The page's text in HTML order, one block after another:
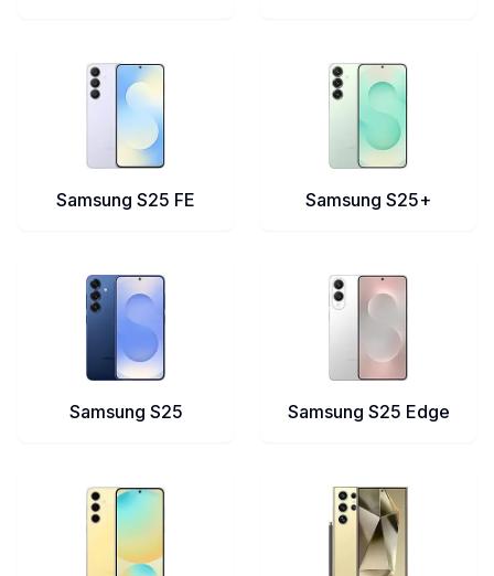
Samsung S25 FE Samsung S25+
Samsung S25 Samsung S25 Edge